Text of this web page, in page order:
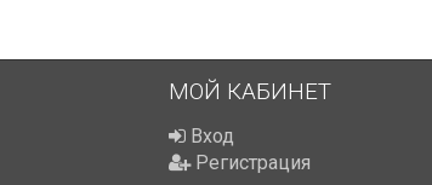
МОЙ КАБИНЕТ
Вход
Регистрация